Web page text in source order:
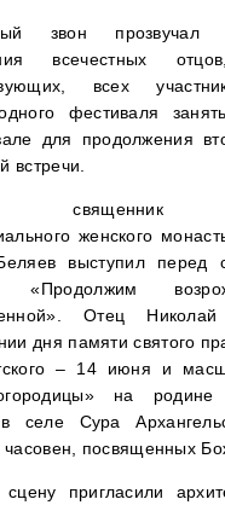
звон прозвучал
всечестных
всех
фестиваля
для продолжения
встречи.
священник
женского
выступил перед
«Продолжим
Отец
дня памяти святого
– 14 июня и
на родине
селе Сура
часовен, посвященных
пригласили